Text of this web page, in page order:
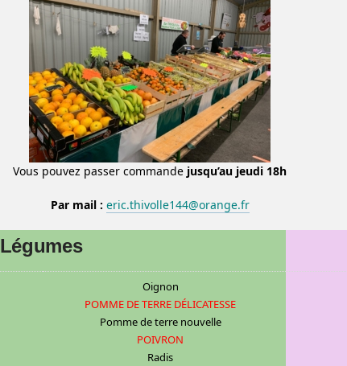
Vous pouvez passer commande jusqu’au jeudi 18h
Par mail : eric.thivolle144@orange.fr
Légumes
Oignon
POMME DE TERRE DÉLICATESSE
Pomme de terre nouvelle
POIVRON
Radis